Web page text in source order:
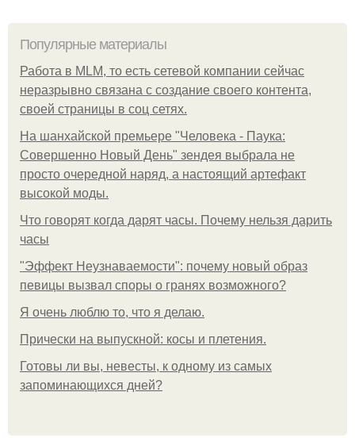
Популярные материалы
Работа в MLM, то есть сетевой компании сейчас
неразрывно связана с создание своего контента,
своей страницы в соц сетях.
На шанхайской премьере "Человека - Паука:
Совершенно Новый День" зендея выбрала не
просто очередной наряд, а настоящий артефакт
высокой моды.
Что говорят когда дарят часы. Почему нельзя дарить
часы
"Эффект Неузнаваемости": почему новый образ
певицы вызвал споры о гранях возможного?
Я очень люблю то, что я делаю.
Прически на выпускной: косы и плетения.
Готовы ли вы, невесты, к одному из самых
запоминающихся дней?